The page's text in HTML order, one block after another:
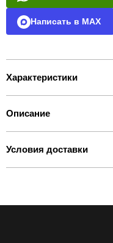
Написать в MAX
Характеристики
Описание
Условия доставки